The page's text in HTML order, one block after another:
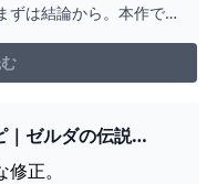
ずは結論から。本作で
ビルドでモルドラジー
｜ゼルダの伝説
ームメモ
正。